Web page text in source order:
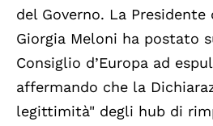
del Governo. La Presidente
Giorgia Meloni ha postato
Consiglio d’Europa ad
affermando che la
legittimità" degli hub di